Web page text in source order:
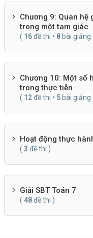
Chương 9: Quan hệ
trong một tam giác
( 16đề thi • 8bài giảng
Chương 10: Một số
trong thực tiễn
( 12đề thi • 5bài giảng
Hoạt động thực
( 3 đề thi )
Giải SBT Toán 7
( 48đề thi )